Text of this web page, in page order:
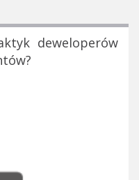
deweloperów